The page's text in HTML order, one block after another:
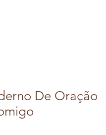
De Oração